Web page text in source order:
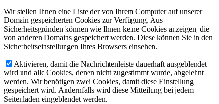
Wir stellen Ihnen eine Liste der von Ihrem Computer auf unserer
Domain gespeicherten Cookies zur Verfügung. Aus
Sicherheitsgründen können wie Ihnen keine Cookies anzeigen, die
von anderen Domains gespeichert werden. Diese können Sie in den
Sicherheitseinstellungen Ihres Browsers einsehen.
Aktivieren, damit die Nachrichtenleiste dauerhaft ausgeblendet
wird und alle Cookies, denen nicht zugestimmt wurde, abgelehnt
werden. Wir benötigen zwei Cookies, damit diese Einstellung
gespeichert wird. Andernfalls wird diese Mitteilung bei jedem
Seitenladen eingeblendet werden.